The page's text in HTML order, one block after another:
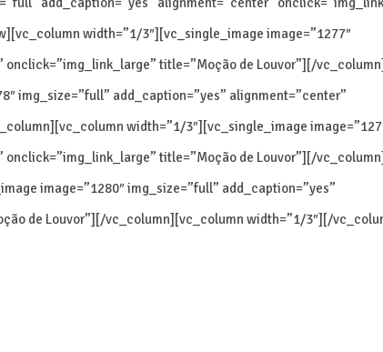
width=”1/3″][vc_single_image image=”1277″
title=”Moção de Louvor”][/
img_size=”full” add_caption=”yes” alignment=”center”
width=”1/3″][vc_single_image
title=”Moção de Louvor”][/
image=”1280″ img_size=”full” add_caption=”yes”
de Louvor”][/vc_column][vc_column width=”1/3″][/